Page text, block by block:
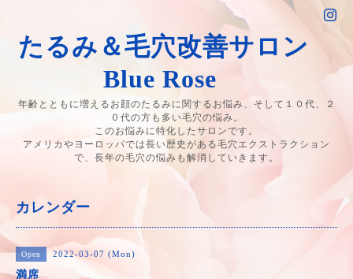
たるみ＆毛穴改善サロン
Blue Rose
年齢とともに増えるお顔のたるみに関するお悩み、そして１０代、２
０代の方も多い毛穴の悩み。
このお悩みに特化したサロンです。
アメリカやヨーロッパでは長い歴史がある毛穴エクストラクション
で、長年の毛穴の悩みも解消していきます。
カレンダー
Open 2022-03-07 (Mon)
満席